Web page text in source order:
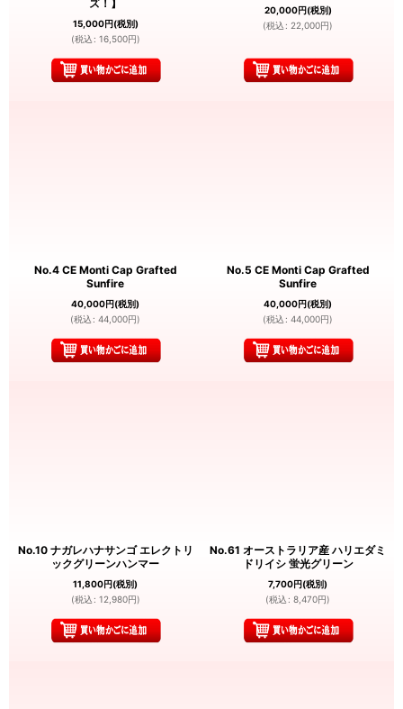
ズ！】
15,000円(税別)
(税込: 16,500円)
20,000円(税別)
(税込: 22,000円)
No.4 CE Monti Cap Grafted
Sunfire
40,000円(税別)
(税込: 44,000円)
No.5 CE Monti Cap Grafted
Sunfire
40,000円(税別)
(税込: 44,000円)
No.10 ナガレハナサンゴ エレクトリ
ックグリーンハンマー
11,800円(税別)
(税込: 12,980円)
No.61 オーストラリア産 ハリエダミ
ドリイシ 蛍光グリーン
7,700円(税別)
(税込: 8,470円)